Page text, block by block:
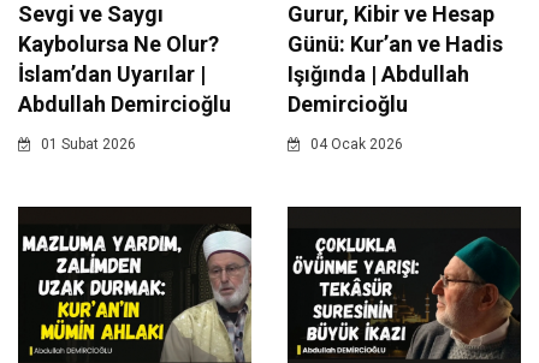
Sevgi ve Saygı
Kaybolursa Ne Olur?
İslam’dan Uyarılar |
Abdullah Demircioğlu
01 Subat 2026
Gurur, Kibir ve Hesap
Günü: Kur’an ve Hadis
Işığında | Abdullah
Demircioğlu
04 Ocak 2026